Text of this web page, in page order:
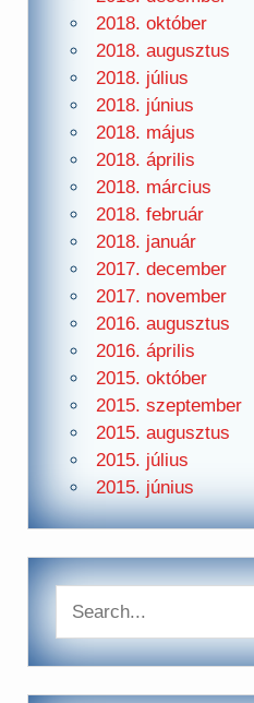
2018. október
2018. augusztus
2018. július
2018. június
2018. május
2018. április
2018. március
2018. február
2018. január
2017. december
2017. november
2016. augusztus
2016. április
2015. október
2015. szeptember
2015. augusztus
2015. július
2015. június